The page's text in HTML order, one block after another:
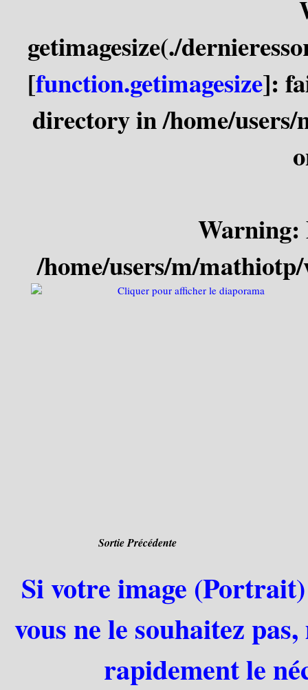
getimagesize(./
[function.getimagesize]:
directory in/home/
Warning:
/home/users/m/
Sortie Précédente
Si votre image
vous ne le souhaitez
rapidement le